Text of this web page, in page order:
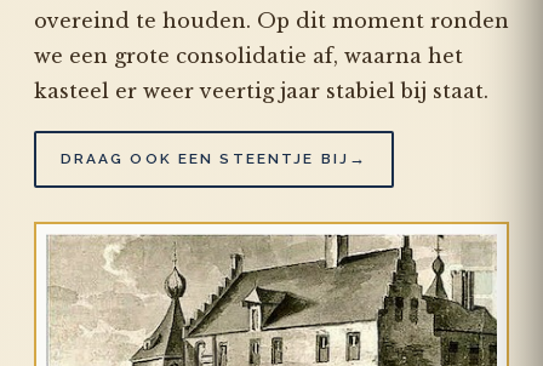
overeind te houden. Op dit moment ronden
we een grote consolidatie af, waarna het
kasteel er weer veertig jaar stabiel bij staat.
DRAAG OOK EEN STEENTJE BIJ →